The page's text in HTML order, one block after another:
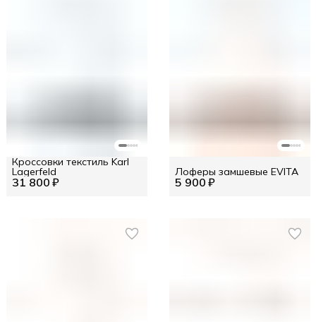
31 800 ₽
Кроссовки текстиль Karl
Lagerfeld
5 900 ₽
Лоферы замшевые EVITA